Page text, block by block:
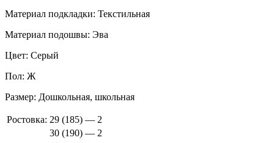
Материал подкладки: Текстильная
Материал подошвы: Эва
Цвет: Серый
Пол: Ж
Размер: Дошкольная, школьная
Ростовка: 29 (185) — 2
30 (190) — 2